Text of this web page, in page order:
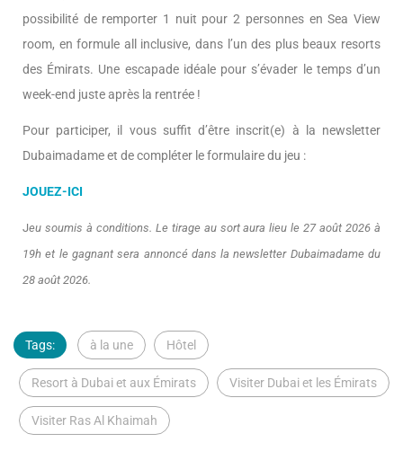
possibilité de remporter 1 nuit pour 2 personnes en Sea View
room, en formule all inclusive, dans l’un des plus beaux resorts
des Émirats. Une escapade idéale pour s’évader le temps d’un
week-end juste après la rentrée !
Pour participer, il vous suffit d’être inscrit(e) à la newsletter
Dubaimadame et de compléter le formulaire du jeu :
JOUEZ-ICI
Jeu soumis à conditions. Le tirage au sort aura lieu le 27 août 2026 à
19h et le gagnant sera annoncé dans la newsletter Dubaimadame du
28 août 2026.
Tags: à la une Hôtel
Resort à Dubai et aux Émirats Visiter Dubai et les Émirats
Visiter Ras Al Khaimah